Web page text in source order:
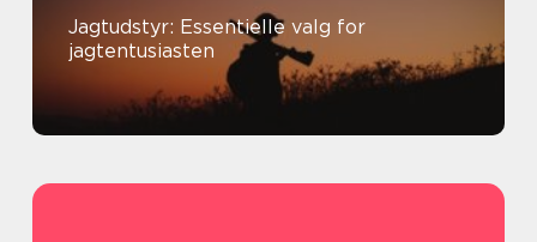
Jagtudstyr: Essentielle valg for
jagtentusiasten